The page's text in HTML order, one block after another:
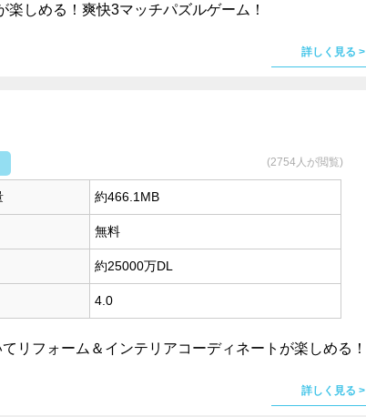
しめる！爽快3マッチパズルゲーム！
詳しく見る >
(2754人が閲覧)
約466.1MB
無料
約25000万DL
4.0
リフォーム＆インテリアコーディネートが楽しめる！
詳しく見る >